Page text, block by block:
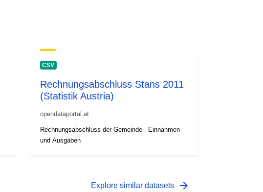
CSV
Rechnungsabschluss Stans 2011
(Statistik Austria)
opendataportal.at
Rechnungsabschluss der Gemeinde - Einnahmen
und Ausgaben
Explore similar datasets arrow_forward